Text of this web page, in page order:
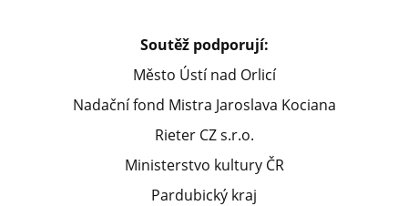
Soutěž podporují:
Město Ústí nad Orlicí
Nadační fond Mistra Jaroslava Kociana
Rieter CZ s.r.o.
Ministerstvo kultury ČR
Pardubický kraj